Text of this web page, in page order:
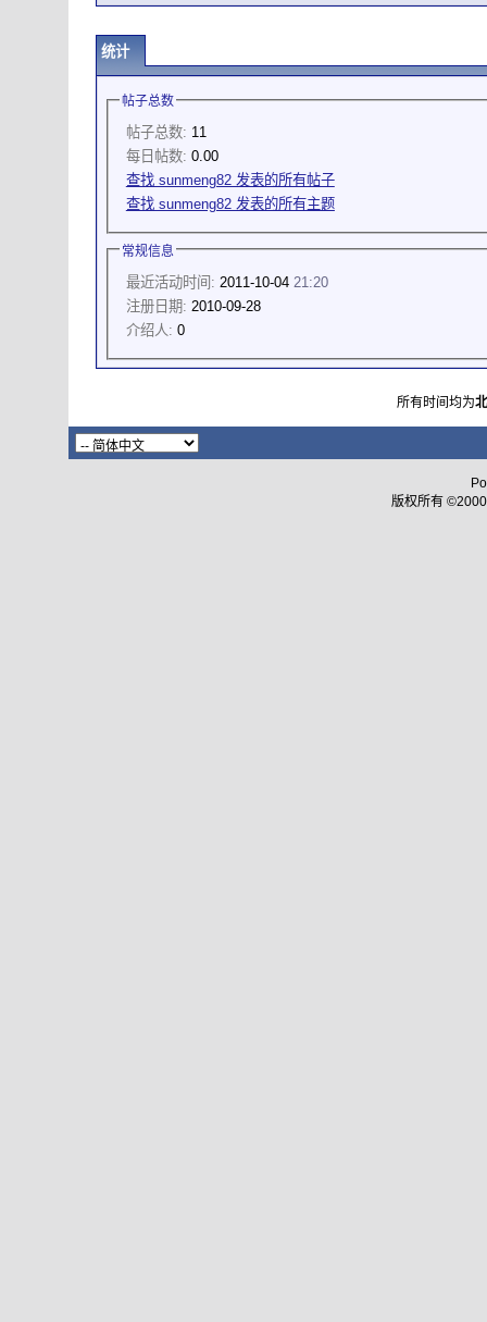
统计
帖子总数
帖子总数: 11
每日帖数: 0.00
查找 sunmeng82 发表的所有帖子
查找 sunmeng82 发表的所有主题
常规信息
最近活动时间: 2011-10-04 21:20
注册日期: 2010-09-28
介绍人: 0
所有时间均为
版权所有